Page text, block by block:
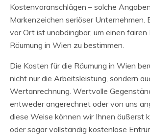
Kostenvoranschlägen – solche
Markenzeichen seriöser Unternehmen.
vor Ort ist unabdingbar, um einen fairen
Räumung in Wien zu bestimmen.
Die Kosten für die Räumung in Wien
nicht nur die Arbeitsleistung, sondern
Wertanrechnung. Wertvolle
entweder angerechnet oder von uns
diese Weise können wir Ihnen äußerst
oder sogar vollständig kostenlose